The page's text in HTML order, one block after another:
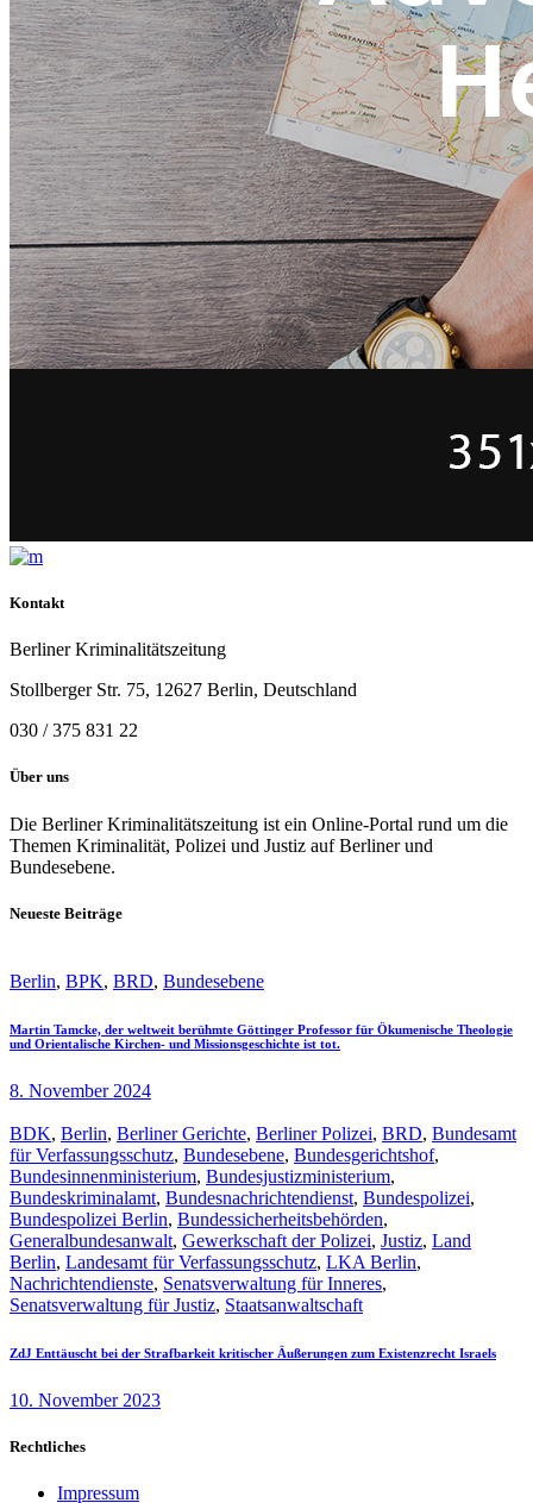
Kontakt
Berliner Kriminalitätszeitung
Stollberger Str. 75, 12627 Berlin, Deutschland
030 / 375 831 22
Über uns
Die Berliner Kriminalitätszeitung ist ein Online-Portal rund um die
Themen Kriminalität, Polizei und Justiz auf Berliner und
Bundesebene.
Neueste Beiträge
Berlin, BPK, BRD, Bundesebene
Martin Tamcke, der weltweit berühmte Göttinger Professor für Ökumenische Theologie
und Orientalische Kirchen- und Missionsgeschichte ist tot.
8. November 2024
BDK, Berlin, Berliner Gerichte, Berliner Polizei, BRD, Bundesamt
für Verfassungsschutz, Bundesebene, Bundesgerichtshof,
Bundesinnenministerium, Bundesjustizministerium,
Bundeskriminalamt, Bundesnachrichtendienst, Bundespolizei,
Bundespolizei Berlin, Bundessicherheitsbehörden,
Generalbundesanwalt, Gewerkschaft der Polizei, Justiz, Land
Berlin, Landesamt für Verfassungsschutz, LKA Berlin,
Nachrichtendienste, Senatsverwaltung für Inneres,
Senatsverwaltung für Justiz, Staatsanwaltschaft
ZdJ Enttäuscht bei der Strafbarkeit kritischer Äußerungen zum Existenzrecht Israels
10. November 2023
Rechtliches
Impressum